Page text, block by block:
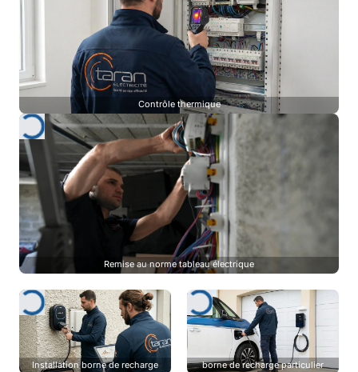
Contrôle thermique
Remise au norme tableau électrique
Installation borne de recharge borne de recharge particulier